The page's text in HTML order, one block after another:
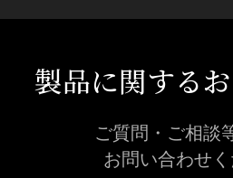
製品に関する
ご質問・ご相談
お問い合わせく